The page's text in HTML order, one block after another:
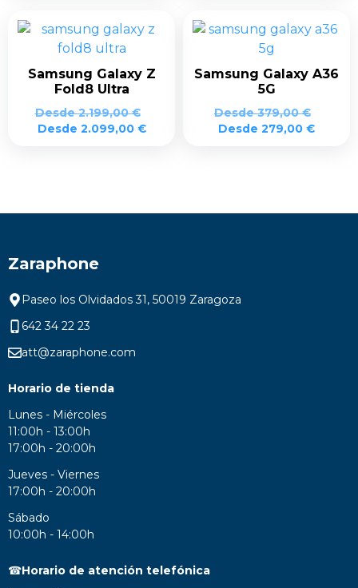
Samsung Galaxy Z
Fold8 Ultra
Desde2.199,00€
Desde 2.099,00 €
Samsung Galaxy A36
5G
Desde379,00€
Desde 279,00 €
Zaraphone
Paseo los Olvidados 31, 50019 Zaragoza
642 34 22 23
att@zaraphone.com
Horario de tienda
Lunes - Miércoles
11:00h - 13:00h
17:00h - 20:00h
Jueves - Viernes
17:00h - 20:00h
Sábado
10:00h - 14:00h
☎Horario de atención telefónica